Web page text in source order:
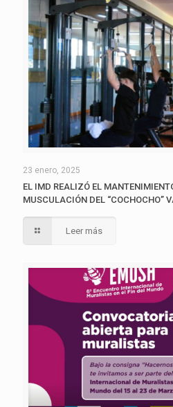
23 enero, 2025
EL IMD REALIZÓ EL
MUSCULACIÓN DEL “COCHOCHO”
Leer más